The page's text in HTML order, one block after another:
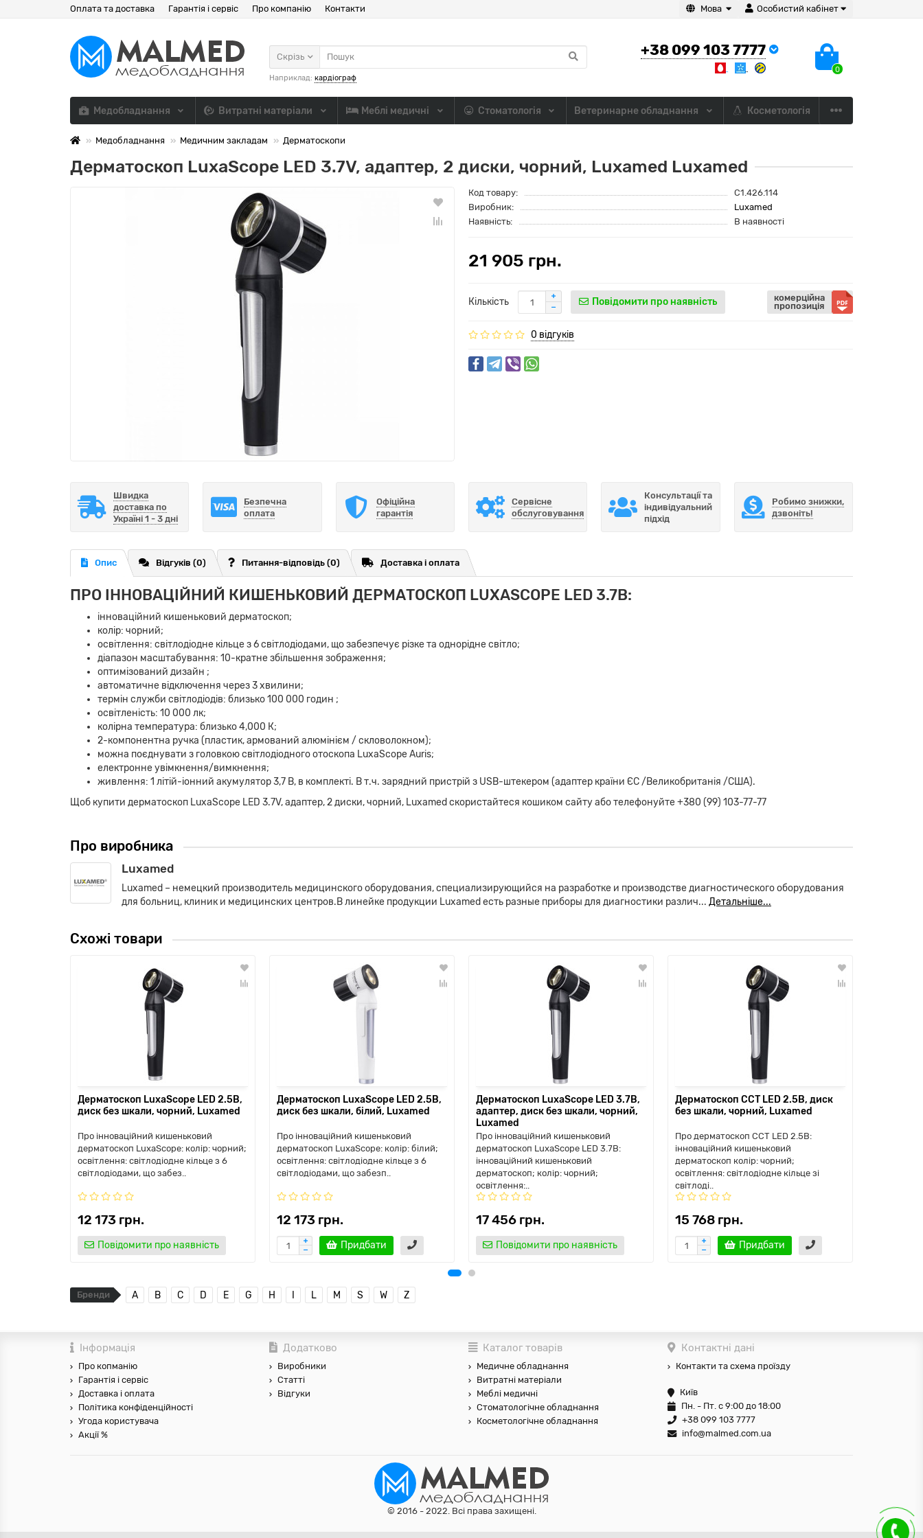
Особистий кабінет
Мова
Оплата та доставка Гарантія і сервіс Про компанію Контакти
+38 099 103 7777
0
Скрізь
Наприклад: кардіограф
Медобладнання Витратні матеріали Меблі медичні Стоматологія Ветеринарне обладнання Косметологія
Медобладнання Медичним закладам Дерматоскопи
Дерматоскоп LuxaScope LED 3.7V, адаптер, 2 диски, чорний, Luxamed Luxamed
Код товару:
C1.426.114
Виробник:
Luxamed
Наявність:
В наявності
21 905 грн.
Кількість Повідомити про наявність
комерційна
пропозиція
0 відгуків
Швидка
доставка по
Україні 1 - 3 дні
Безпечна
оплата
Офіційна
гарантія
Сервісне
обслуговування
Консультації та
індивідуальний
підхід
Робимо знижки,
дзвоніть!
Опис Відгуків (0) Питання-відповідь (0) Доставка і оплата
ПРО ІННОВАЦІЙНИЙ КИШЕНЬКОВИЙ ДЕРМАТОСКОП LUXASCOPE LED 3.7В:
інноваційний кишеньковий дерматоскоп;
колір: чорний;
освітлення: світлодіодне кільце з 6 світлодіодами, що забезпечує різке та однорідне світло;
діапазон масштабування: 10-кратне збільшення зображення;
оптимізований дизайн ;
автоматичне відключення через 3 хвилини;
термін служби світлодіодів: близько 100 000 годин ;
освітленість: 10 000 лк;
колірна температура: близько 4,000 К;
2-компонентна ручка (пластик, армований алюмінієм / скловолокном);
можна поєднувати з головкою світлодіодного отоскопа LuxaScope Auris;
електронне увімкнення/вимкнення;
живлення: 1 літій-іонний акумулятор 3,7 В, в комплекті. В т.ч. зарядний пристрій з USB-штекером (адаптер країни ЄС /Великобританія /США).
Щоб купити дерматоскоп LuxaScope LED 3.7V, адаптер, 2 диски, чорний, Luxamed скористайтеся кошиком сайту або телефонуйте +380 (99) 103-77-77
Про виробника
Luxamed
Luxamed – немецкий производитель медицинского оборудования, специализирующийся на разработке и производстве диагностического оборудования
для больниц, клиник и медицинских центров.В линейке продукции Luxamed есть разные приборы для диагностики различ... Детальніше...
Схожі товари
Дерматоскоп LuxaScope LED 2.5В,
диск без шкали, чорний, Luxamed
Про інноваційний кишеньковий
дерматоскоп LuxaScope: колір: чорний;
освітлення: світлодіодне кільце з 6
світлодіодами, що забез..
12 173 грн.
Повідомити про наявність
Дерматоскоп LuxaScope LED 2.5В,
диск без шкали, білий, Luxamed
Про інноваційний кишеньковий
дерматоскоп LuxaScope: колір: білий;
освітлення: світлодіодне кільце з 6
світлодіодами, що забезп..
12 173 грн.
Придбати
Дерматоскоп LuxaScope LED 3.7В,
адаптер, диск без шкали, чорний,
Luxamed
Про інноваційний кишеньковий
дерматоскоп LuxaScope LED 3.7В:
інноваційний кишеньковий
дерматоскоп; колір: чорний;
освітлення:..
17 456 грн.
Повідомити про наявність
Дерматоскоп CCT LED 2.5В, диск
без шкали, чорний, Luxamed
Про дерматоскоп CCT LED 2.5В:
інноваційний кишеньковий
дерматоскоп колір: чорний;
освітлення: світлодіодне кільце зі
світлоді..
15 768 грн.
Придбати
Бренди A B C D E G H L M S W Z
Інформація
Про копманію
Гарантія і сервіс
Доставка і оплата
Політика конфіденційності
Угода користувача
Акції %
Додатково
Виробники
Статті
Відгуки
Каталог товарів
Медичне обладнання
Витратні матеріали
Меблі медичні
Стоматологічне обладнання
Косметологічне обладнання
Контактні дані
Контакти та схема проїзду
Київ
Пн. - Пт. с 9:00 до 18:00
+38 099 103 7777
info@malmed.com.ua
© 2016 - 2022. Всі права захищені.